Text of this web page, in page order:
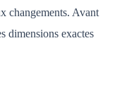
changements. Avant
dimensions exactes